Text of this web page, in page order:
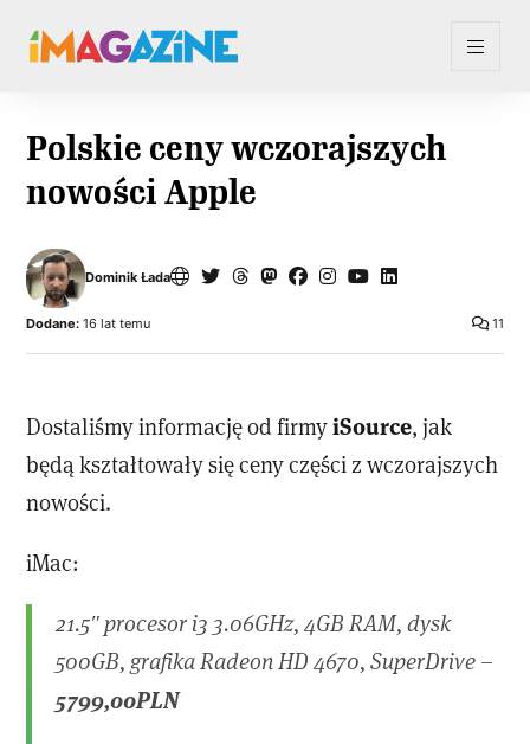
Polskie ceny wczorajszych
nowości Apple
Dominik Łada
11
Dodane: 16 lat temu
Dostaliśmy informację od firmyiSource, jak
będą kształtowały się ceny części z wczorajszych
nowości.
iMac:
21.5″ procesor i3 3.06GHz, 4GB RAM, dysk
500GB, grafika Radeon HD 4670, SuperDrive –
5799,00PLN